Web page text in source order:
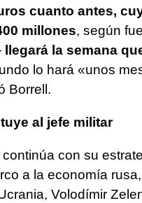
cuanto antes,
millones, según
llegará la semana
lo hará «unos
Borrell.
al jefe militar
con su
a la economía rusa,
Volodímir